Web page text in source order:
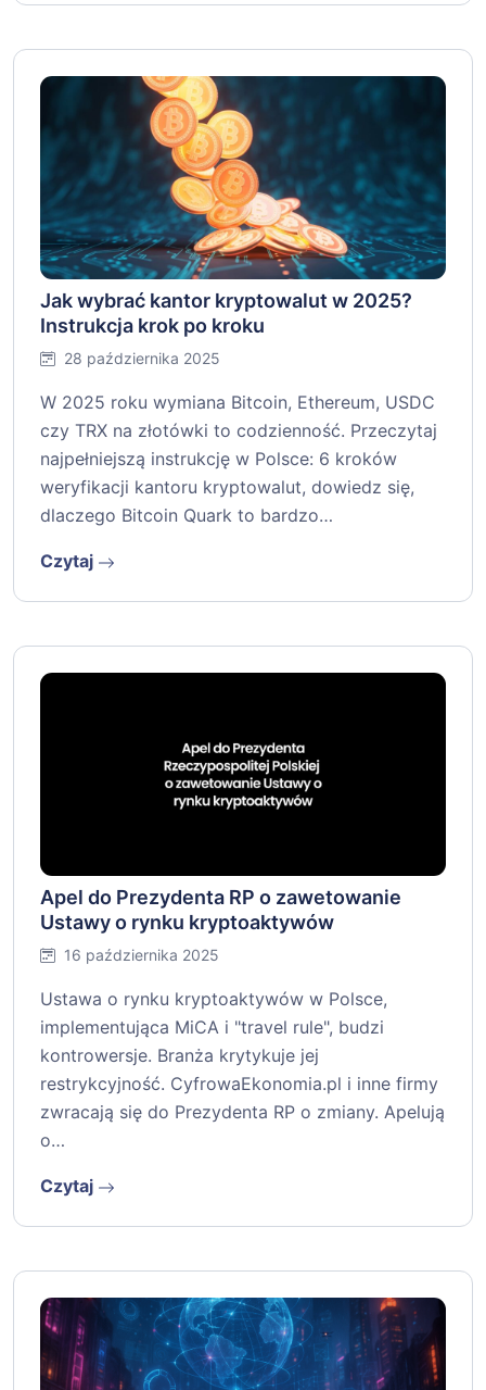
Jak wybrać kantor kryptowalut w 2025?
Instrukcja krok po kroku
28 października 2025
W 2025 roku wymiana Bitcoin, Ethereum, USDC
czy TRX na złotówki to codzienność. Przeczytaj
najpełniejszą instrukcję w Polsce: 6 kroków
weryfikacji kantoru kryptowalut, dowiedz się,
dlaczego Bitcoin Quark to bardzo…
Czytaj
Apel do Prezydenta RP o zawetowanie
Ustawy o rynku kryptoaktywów
16 października 2025
Ustawa o rynku kryptoaktywów w Polsce,
implementująca MiCA i "travel rule", budzi
kontrowersje. Branża krytykuje jej
restrykcyjność. CyfrowaEkonomia.pl i inne firmy
zwracają się do Prezydenta RP o zmiany. Apelują
o…
Czytaj